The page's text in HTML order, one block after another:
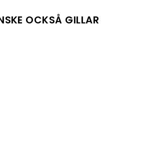
OCKSÅ GILLAR